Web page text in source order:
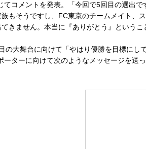
コメントを発表。「今回で5回目の選出
もそうですし、FC東京のチームメイト、
きません。本当に『ありがとう』という
大舞台に向けて「やはり優勝を目標にし
ーターに向けて次のようなメッセージを送っ